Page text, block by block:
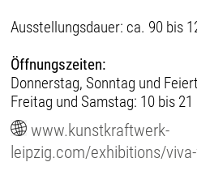
Ausstellungsdauer: ca. 90 bis
Öffnungszeiten:
Donnerstag, Sonntag und
Freitag und Samstag: 10 bis 21
www.kunstkraftwerk-
leipzig.com/exhibitions/